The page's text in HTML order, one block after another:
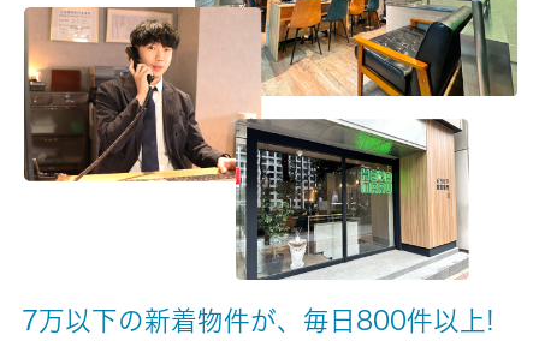
有/22000円
保険名/保険期間
-/2年
家賃引落し必須・初回保証料:総賃料の85% 手数料:総賃料の
7万以下の新着物件が、毎日800件以上!